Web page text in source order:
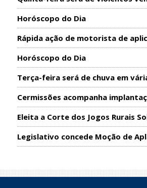
Horóscopo do Dia
Rápida ação de motorista de
Horóscopo do Dia
Terça-feira será de chuva em
Cermissões acompanha
Eleita a Corte dos Jogos Rurais
Legislativo concede Moção de